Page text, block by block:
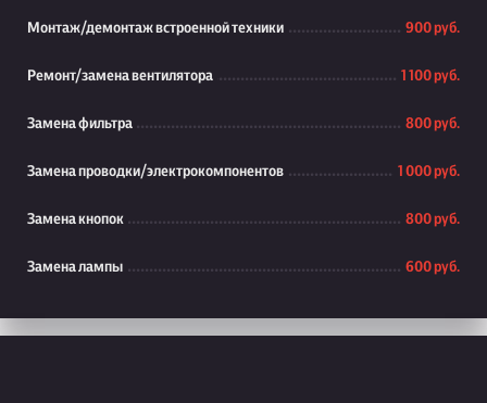
Монтаж/демонтаж встроенной техники 900 руб.
Ремонт/замена вентилятора 1 100 руб.
Замена фильтра 800 руб.
Замена проводки/электрокомпонентов 1 000 руб.
Замена кнопок 800 руб.
Замена лампы 600 руб.